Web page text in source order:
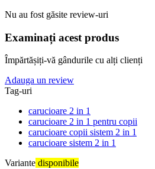
Nu au fost găsite review-uri
Examinați acest produs
Împărtășiți-vă gândurile cu alți clienți
Adauga un review
Tag-uri
carucioare 2 in 1
carucioare 2 in 1 pentru copii
carucioare copii sistem 2 in 1
carucioare sistem 2 in 1
Variante disponibile